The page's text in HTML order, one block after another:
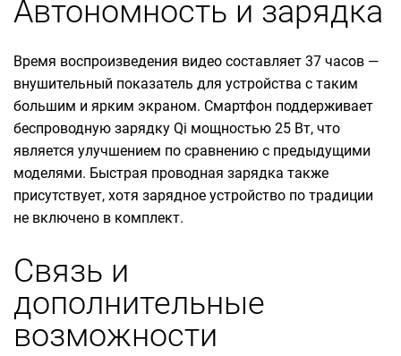
Автономность и зарядка
Время воспроизведения видео составляет 37 часов —
внушительный показатель для устройства с таким
большим и ярким экраном. Смартфон поддерживает
беспроводную зарядку Qi мощностью 25 Вт, что
является улучшением по сравнению с предыдущими
моделями. Быстрая проводная зарядка также
присутствует, хотя зарядное устройство по традиции
не включено в комплект.
Связь и
дополнительные
возможности